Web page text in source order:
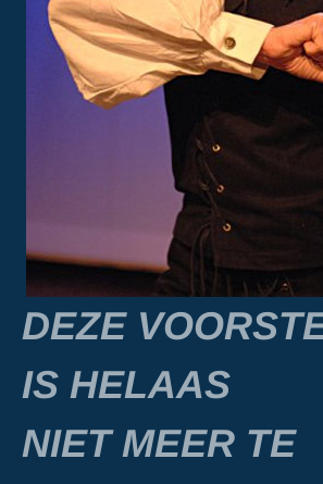
DEZE
IS HELAAS
NIET MEER TE